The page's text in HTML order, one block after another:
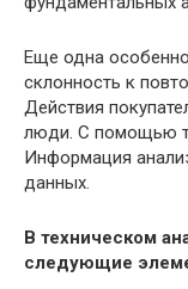
Еще одна
склонность к
Действия
люди. С помощью
Информация
данных.
В техническом
следующие